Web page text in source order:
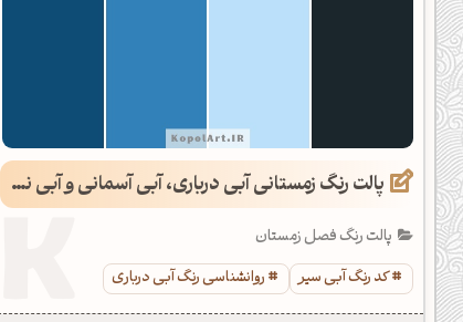
پالت رنگ زمستانی آبی درباری، آبی آسمانی و آبی نفتی
پالت رنگ فصل زمستان
کد رنگ آبی سیر
روانشناسی رنگ آبی درباری